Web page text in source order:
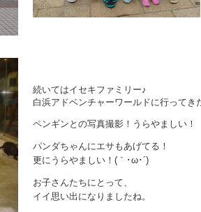
続いてはイセキファミリー♪
白浜アドベンチャーワールドに行ってき
ペンギンとの写真撮影！うらやましい！
パンダちゃんにエサもあげてる！
更にうらやましい！(｀･ω･´)
お子さんたちにとって、
イイ思い出になりましたね。